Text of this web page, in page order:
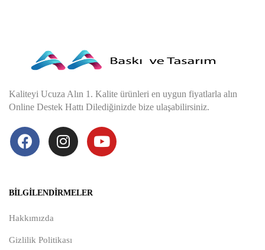
Kaliteyi Ucuza Alın 1. Kalite ürünleri en uygun fiyatlarla alın
Online Destek Hattı Dilediğinizde bize ulaşabilirsiniz.
BILGILENDIRMELER
Hakkımızda
Gizlilik Politikası